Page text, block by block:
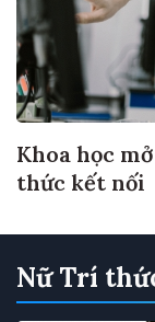
Khoa học
thức kết nối
Nữ Trí